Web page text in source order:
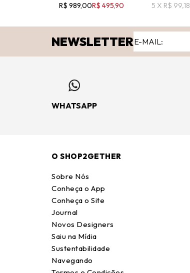
R$ 989,00R$ 495,90 5 X R$ 99,18
NEWSLETTER
WHATSAPP
O SHOP2GETHER
Sobre Nós
Conheça o App
Conheça o Site
Journal
Novos Designers
Saiu na Mídia
Sustentabilidade
Navegando